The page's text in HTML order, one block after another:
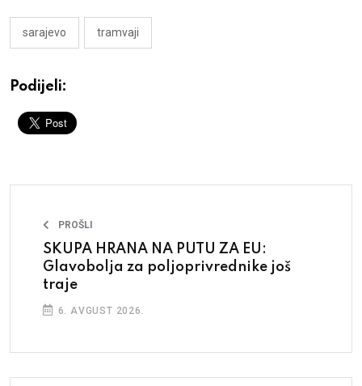
sarajevo tramvaji
Podijeli:
PROŠLI
SKUPA HRANA NA PUTU ZA EU:
Glavobolja za poljoprivrednike još
traje
6. AVGUST 2026.